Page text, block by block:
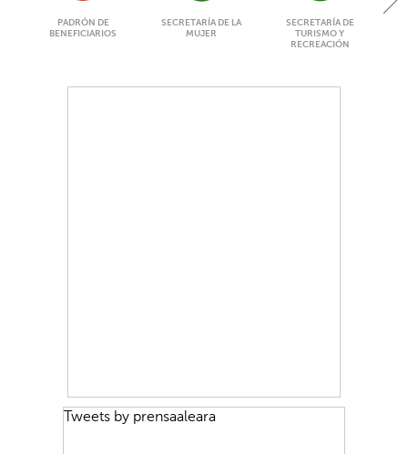
PADRÓN DE
BENEFICIARIOS
SECRETARÍA DE LA
MUJER
SECRETARÍA DE
TURISMO Y
RECREACIÓN
Tweets by prensaaleara